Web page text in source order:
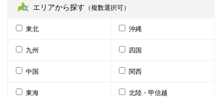
エリアから探す （複数選択可）
東北 沖縄
九州 四国
中国 関西
東海 北陸・甲信越